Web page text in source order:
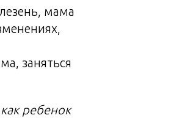
мама
заняться
ребенок